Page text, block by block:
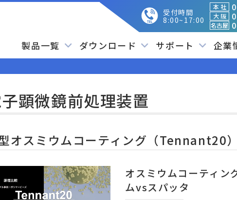
受付時間
8:00~17:00
本 社
大 阪
名古屋
製品一覧 ダウンロード サポート 企業
顕微鏡前処理装置
オスミウムコーティング（Tennant20）
オスミウムコーティ
ムvsスパッタ